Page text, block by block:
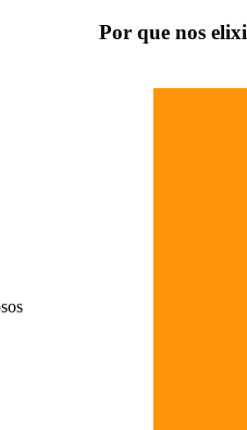
Por que nos